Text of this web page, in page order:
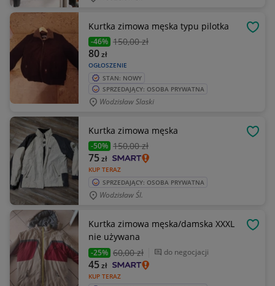
Kurtka zimowa męska typu pilotka
-46% 150,00 zł
OGŁOSZENIE
80zł
STAN: NOWY
SPRZEDAJĄCY: OSOBA PRYWATNA
Wodzisław Slaski
Kurtka zimowa męska
-50% 150,00 zł
KUP TERAZ
75zł
SPRZEDAJĄCY: OSOBA PRYWATNA
Wodzisław Śl.
Kurtka zimowa męska/damska XXXL
nie używana
-25% 60,00 zł do negocjacji
KUP TERAZ
45zł